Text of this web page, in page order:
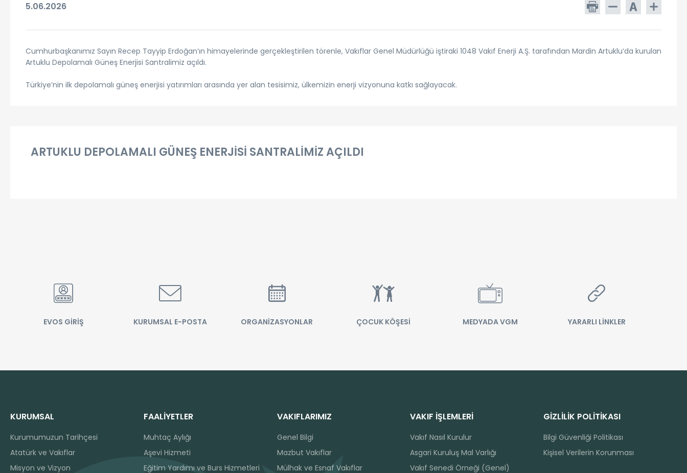
5.06.2026
Cumhurbaşkanımız Sayın Recep Tayyip Erdoğan’ın himayelerinde gerçekleştirilen törenle, Vakıflar Genel Müdürlüğü iştiraki 1048 Vakıf Enerji A.Ş. tarafından Mardin Artuklu’da kurulan
Artuklu Depolamalı Güneş Enerjisi Santralimiz açıldı.
Türkiye’nin ilk depolamalı güneş enerjisi yatırımları arasında yer alan tesisimiz, ülkemizin enerji vizyonuna katkı sağlayacak.
ARTUKLU DEPOLAMALI GÜNEŞ ENERJİSİ SANTRALİMİZ AÇILDI
EVOS GİRİŞ KURUMSAL E-POSTA ORGANİZASYONLAR ÇOCUK KÖŞESİ MEDYADA VGM YARARLI LİNKLER
KURUMSAL
Kurumumuzun Tarihçesi
Atatürk ve Vakıflar
Misyon ve Vizyon
FAALİYETLER
Muhtaç Aylığı
Aşevi Hizmeti
Eğitim Yardımı ve Burs Hizmetleri
VAKIFLARIMIZ
Genel Bilgi
Mazbut Vakıflar
Mülhak ve Esnaf Vakıflar
VAKIF İŞLEMLERİ
Vakıf Nasıl Kurulur
Asgari Kuruluş Mal Varlığı
Vakıf Senedi Örneği (Genel)
GİZLİLİK POLİTİKASI
Bilgi Güvenliği Politikası
Kişisel Verilerin Korunması